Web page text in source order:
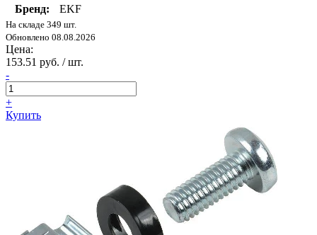
Бренд:
EKF
На складе 349 шт.
Обновлено 08.08.2026
Цена:
153.51 руб. / шт.
-
+
Купить